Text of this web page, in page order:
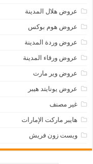
عروض هلال المدينة
عروض هوم بوكس
عروض وردة المدينة
عروض ورقاء المدينة
عروض وير مارت
عروض يونايتد هيبر
غير مصنف
هايبر ماركت الإمارات
ويست زون فريش